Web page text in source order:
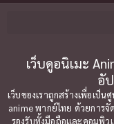
Bondage (ทาส)
Censored (เซ็นเซ
2000
1996
1989
เว็บดูอนิเมะ
อั
เว็บของเราถูกสร้างเพื่อเป็
anime พากย์ไทย ด้วยการจั
รองรับทั้งมือถือและคอมพิว